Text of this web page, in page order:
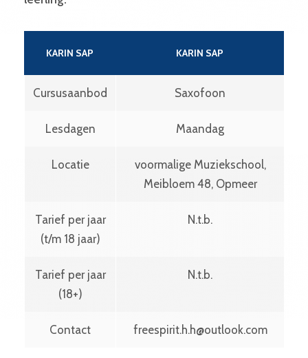
KARIN SAP KARIN SAP
Cursusaanbod Saxofoon
Lesdagen Maandag
Locatie
voormalige Muziekschool,
Meibloem 48, Opmeer
Tarief per jaar
(t/m 18 jaar)
N.t.b.
Tarief per jaar
(18+)
N.t.b.
Contact freespirit.h.h@outlook.com